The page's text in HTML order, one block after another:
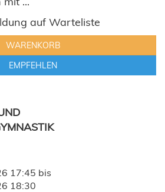
auf Warteliste
WARENKORB
EMPFEHLEN
17:45 bis
18:30